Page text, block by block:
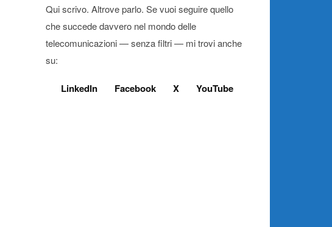
Qui scrivo. Altrove parlo. Se vuoi seguire quello
che succede davvero nel mondo delle
telecomunicazioni — senza filtri — mi trovi anche
su:
LinkedIn Facebook X YouTube